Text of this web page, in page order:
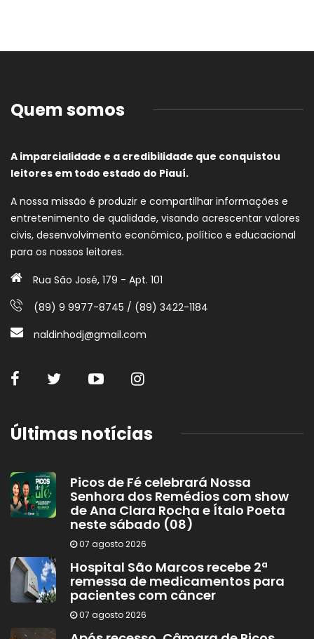
Quem somos
A imparcialidade e a credibilidade que conquistou
leitores em todo estado do Piauí.
A nossa missão é produzir e compartilhar informações e
entretenimento de qualidade, visando acrescentar valores
civis, desenvolvimento econômico, político e educacional
para os nossos leitores.
Rua São José, 179 - Apt. 101
(89) 9 9977-8745 / (89) 3422-1184
naldinhodj@gmail.com
Últimas notícias
Picos de Fé celebrará Nossa
Senhora dos Remédios com show
de Ana Clara Rocha e Ítalo Poeta
neste sábado (08)
07 agosto 2026
Hospital São Marcos recebe 2ª
remessa de medicamentos para
pacientes com câncer
07 agosto 2026